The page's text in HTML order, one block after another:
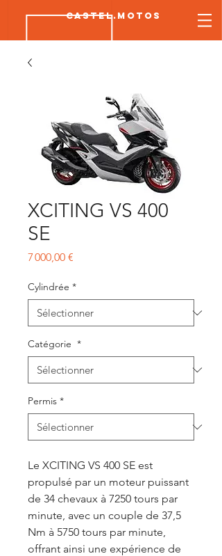
CASTEL.MOTOS
XCITING VS 400
SE
7 000,00 €
Cylindrée *
Catégorie *
Permis *
Le XCITING VS 400 SE est
propulsé par un moteur puissant
de 34 chevaux à 7250 tours par
minute, avec un couple de 37,5
Nm à 5750 tours par minute,
offrant ainsi une expérience de